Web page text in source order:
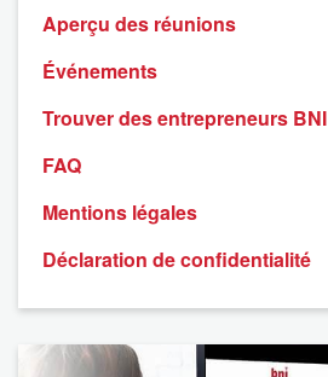
Aperçu des réunions
Événements
Trouver des entrepreneurs BNI
FAQ
Mentions légales
Déclaration de confidentialité